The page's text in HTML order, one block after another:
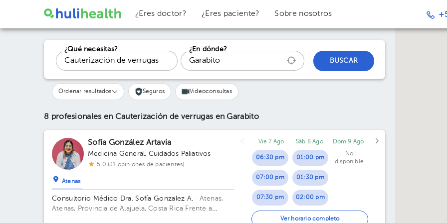
¿Eres doctor? ¿Eres paciente? Sobre nosotros
¿Qué necesitas?
¿En dónde?
BUSCAR
Ordenar resultados Seguros Videoconsultas
8 profesionales en Cauterización de verrugas en Garabito
Sofía González Artavia
Medicina General, Cuidados Paliativos
5.0 (31 opiniones de pacientes)
Atenas
Consultorio Médico Dra. Sofía Gonzalez A. · Atenas,
Atenas, Provincia de Alajuela, Costa Rica Frente a
Vie 7 Ago
06:30 pm
07:00 pm
07:30 pm
Sáb 8 Ago
01:00 pm
01:30 pm
02:00 pm
02:30 pm
Dom 9 Ago
No
disponible
Ver horario completo